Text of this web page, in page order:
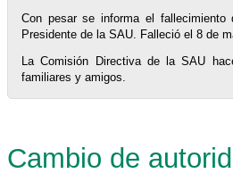
Con pesar se informa el
Presidente de la SAU. Falleció el 8 de
La Comisión Directiva de la SAU
familiares y amigos.
Cambio de